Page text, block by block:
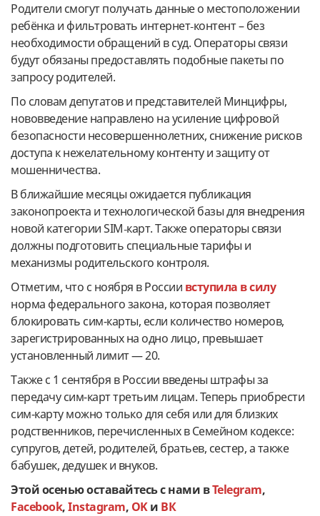
Родители смогут получать данные о местоположении
ребёнка и фильтровать интернет‑контент – без
необходимости обращений в суд. Операторы связи
будут обязаны предоставлять подобные пакеты по
запросу родителей.
По словам депутатов и представителей Минцифры,
нововведение направлено на усиление цифровой
безопасности несовершеннолетних, снижение рисков
доступа к нежелательному контенту и защиту от
мошенничества.
В ближайшие месяцы ожидается публикация
законопроекта и технологической базы для внедрения
новой категории SIM‑карт. Также операторы связи
должны подготовить специальные тарифы и
механизмы родительского контроля.
Отметим, что с ноября в России вступила в силу
норма федерального закона, которая позволяет
блокировать сим-карты, если количество номеров,
зарегистрированных на одно лицо, превышает
установленный лимит — 20.
Также с 1 сентября в России введены штрафы за
передачу сим-карт третьим лицам. Теперь приобрести
сим-карту можно только для себя или для близких
родственников, перечисленных в Семейном кодексе:
супругов, детей, родителей, братьев, сестер, а также
бабушек, дедушек и внуков.
Этой осенью оставайтесь с нами вTelegram,
Facebook,Instagram, OKи ВК